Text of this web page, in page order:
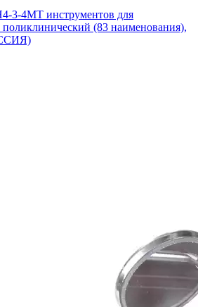
4МТ инструментов для
(83 наименования),